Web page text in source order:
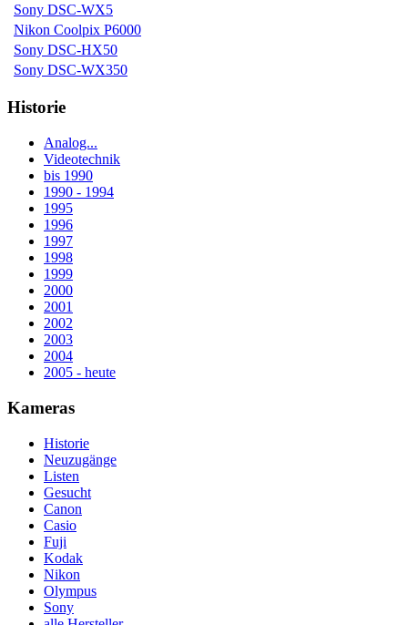
Sony DSC-WX5
Nikon Coolpix P6000
Sony DSC-HX50
Sony DSC-WX350
Historie
Analog...
Videotechnik
bis 1990
1990 - 1994
1995
1996
1997
1998
1999
2000
2001
2002
2003
2004
2005 - heute
Kameras
Historie
Neuzugänge
Listen
Gesucht
Canon
Casio
Fuji
Kodak
Nikon
Olympus
Sony